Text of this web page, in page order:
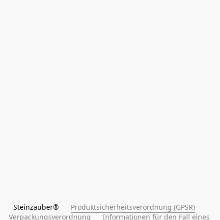
Steinzauber® Produktsicherheitsverordnung (GPSR)
Verpackungsverordnung
Informationen für den Fall eines